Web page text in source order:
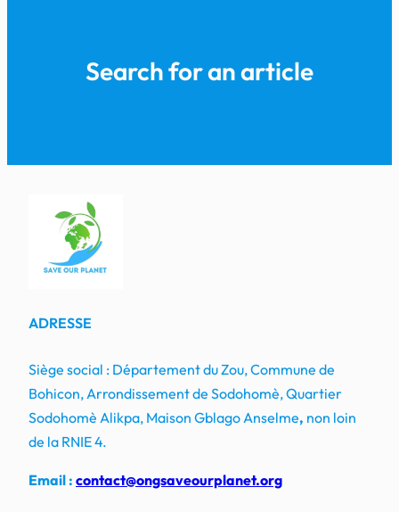
Search for an article
ADRESSE
Siège social : Département du Zou, Commune de
Bohicon, Arrondissement de Sodohomè, Quartier
Sodohomè Alikpa, Maison Gblago Anselme, non loin
de la RNIE 4.
Email : contact@ongsaveourplanet.org